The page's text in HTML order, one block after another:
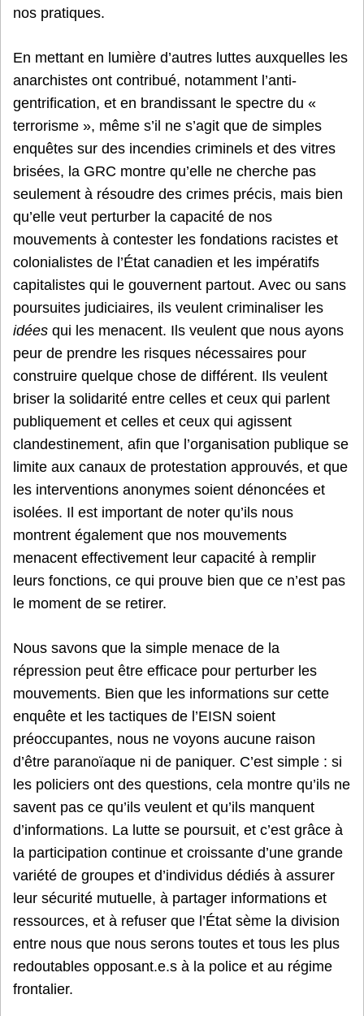
nos pratiques.
En mettant en lumière d’autres luttes auxquelles les
anarchistes ont contribué, notamment l’anti-
gentrification, et en brandissant le spectre du «
terrorisme », même s’il ne s’agit que de simples
enquêtes sur des incendies criminels et des vitres
brisées, la GRC montre qu’elle ne cherche pas
seulement à résoudre des crimes précis, mais bien
qu’elle veut perturber la capacité de nos
mouvements à contester les fondations racistes et
colonialistes de l’État canadien et les impératifs
capitalistes qui le gouvernent partout. Avec ou sans
poursuites judiciaires, ils veulent criminaliser les
idées qui les menacent. Ils veulent que nous ayons
peur de prendre les risques nécessaires pour
construire quelque chose de différent. Ils veulent
briser la solidarité entre celles et ceux qui parlent
publiquement et celles et ceux qui agissent
clandestinement, afin que l’organisation publique se
limite aux canaux de protestation approuvés, et que
les interventions anonymes soient dénoncées et
isolées. Il est important de noter qu’ils nous
montrent également que nos mouvements
menacent effectivement leur capacité à remplir
leurs fonctions, ce qui prouve bien que ce n’est pas
le moment de se retirer.
Nous savons que la simple menace de la
répression peut être efficace pour perturber les
mouvements. Bien que les informations sur cette
enquête et les tactiques de l’EISN soient
préoccupantes, nous ne voyons aucune raison
d’être paranoïaque ni de paniquer. C’est simple : si
les policiers ont des questions, cela montre qu’ils ne
savent pas ce qu’ils veulent et qu’ils manquent
d’informations. La lutte se poursuit, et c’est grâce à
la participation continue et croissante d’une grande
variété de groupes et d’individus dédiés à assurer
leur sécurité mutuelle, à partager informations et
ressources, et à refuser que l’État sème la division
entre nous que nous serons toutes et tous les plus
redoutables opposant.e.s à la police et au régime
frontalier.